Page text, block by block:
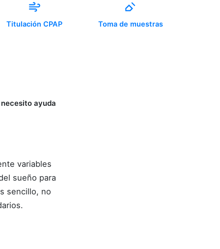
Titulación CPAP Toma de muestras
ayuda
variables
sueño para
sencillo, no